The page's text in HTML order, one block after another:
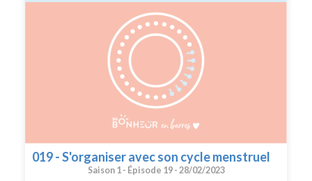
019 - S'organiser avec son cycle menstruel
Saison 1 - Épisode 19 - 28/02/2023